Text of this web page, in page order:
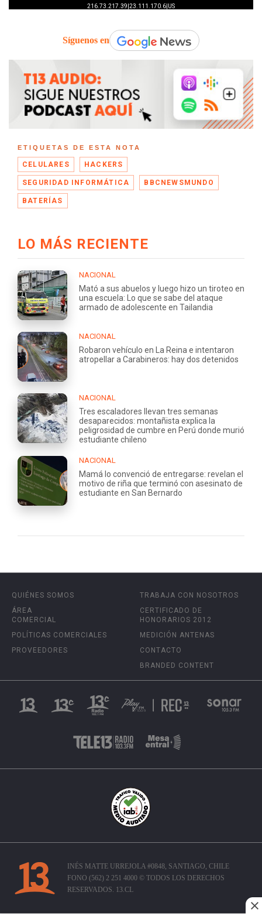
Síguenos en
ETIQUETAS DE ESTA NOTA
CELULARES HACKERS
SEGURIDAD INFORMÁTICA BBCNEWSMUNDO
BATERÍAS
LO MÁS RECIENTE
NACIONAL
Mató a sus abuelos y luego hizo un tiroteo en
una escuela: Lo que se sabe del ataque
armado de adolescente en Tailandia
NACIONAL
Robaron vehículo en La Reina e intentaron
atropellar a Carabineros: hay dos detenidos
NACIONAL
Tres escaladores llevan tres semanas
desaparecidos: montañista explica la
peligrosidad de cumbre en Perú donde murió
estudiante chileno
NACIONAL
Mamá lo convenció de entregarse: revelan el
motivo de riña que terminó con asesinato de
estudiante en San Bernardo
QUIÉNES SOMOS
ÁREA
COMERCIAL
POLÍTICAS COMERCIALES
PROVEEDORES
TRABAJA CON NOSOTROS
CERTIFICADO DE
HONORARIOS 2012
MEDICIÓN ANTENAS
CONTACTO
BRANDED CONTENT
INÉS MATTE URREJOLA #0848, SANTIAGO, CHILE
FONO (562) 2 251 4000 © TODOS LOS DERECHOS
RESERVADOS. 13.CL